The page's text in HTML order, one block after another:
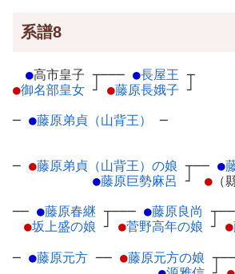
系譜8
●高市皇子 ┬
●御名部皇女 ┘
─── ●長屋王 ┬
●藤原長娥子 ┘
─ ●藤原弟貞（山背王） ─
─ ●藤原弟貞（山背王）の娘 ┬
●藤原巨勢麻呂 ┘
── ●
● （
── ●藤原春継 ┬
●坂上盛の娘 ┘
─── ●藤原良尚 ┬
●菅野高年の娘 ┘
●
─ ●藤原元方 ── ●藤原元方の娘 ┬